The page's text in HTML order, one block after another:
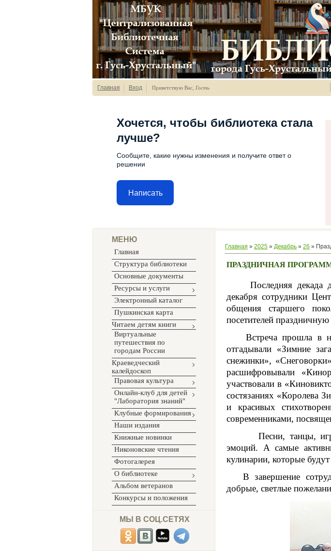
Главная Вход Приветствую Вас Гость
Хочется, чтобы библиотека стала
лучше?
Сообщите, какие нужны изменения и получите ответ о
решении
Написать
МЕНЮ
Главная
Структура библиотеки
Основные документы
Ресурсы и услуги
Электронный каталог
Пушкинская карта
Читаем детям книги
Виртуальные
путешествия по
городам России
Краеведческий
калейдоскоп
Правовая культура
Онлайн-клуб для детей
"Лаборатория знаний"
Клубные формирования
Наши издания
Книжные новинки
Никоновские чтения
Фотогалерея
О библиотеке
Альбом ветеранов
Конкурсы и положения
МЫ В СОЦ.СЕТЯХ
Главная » 2025 » Декабрь » 26 »
ПРАЗДНИЧНАЯ
Последняя декада
декабря сотрудники
общения старшего
посетителей
Встреча прошла в
отгадывали «Зимние
снежинки»,
расшифровывали
участвовали в
состязаниях «Королева
и красивых
современниками,
Песни, танцы, игры,
эмоций. А самые
кулинарии, которые
В завершение
добрые, светлые